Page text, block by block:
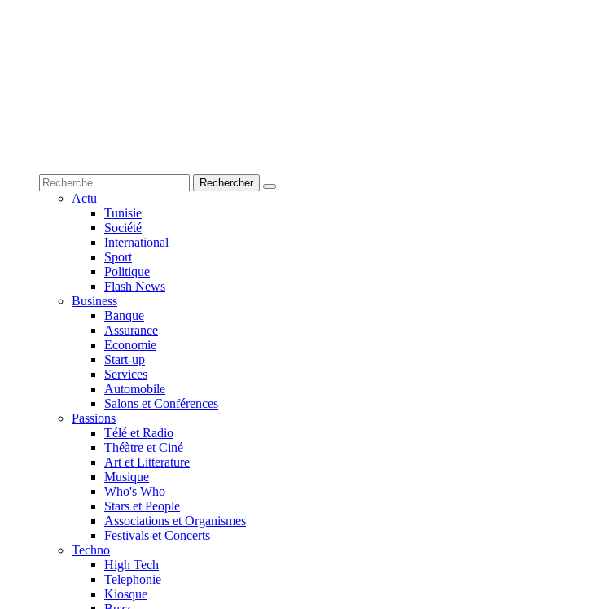
Actu
Tunisie
Société
International
Sport
Politique
Flash News
Business
Banque
Assurance
Economie
Start-up
Services
Automobile
Salons et Conférences
Passions
Télé et Radio
Théàtre et Ciné
Art et Litterature
Musique
Who's Who
Stars et People
Associations et Organismes
Festivals et Concerts
Techno
High Tech
Telephonie
Kiosque